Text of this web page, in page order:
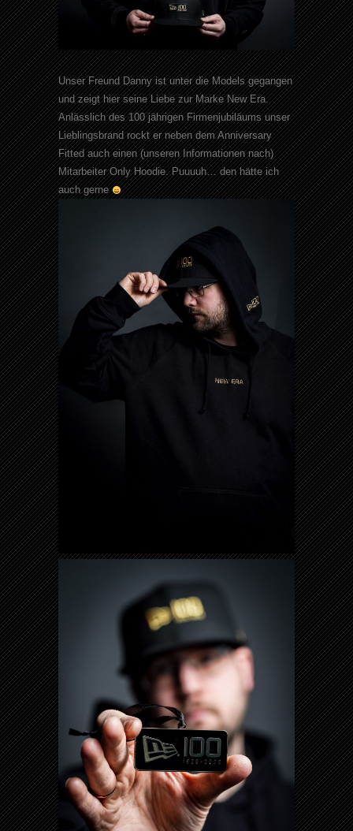
Unser Freund Danny ist unter die Models gegangen
und zeigt hier seine Liebe zur Marke New Era.
Anlässlich des 100 jährigen Firmenjubiläums unser
Lieblingsbrand rockt er neben dem Anniversary
Fitted auch einen (unseren Informationen nach)
Mitarbeiter Only Hoodie. Puuuuh… den hätte ich
auch gerne